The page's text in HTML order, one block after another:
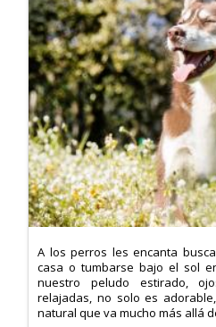
A los perros les encanta
casa o tumbarse bajo el sol
nuestro peludo estirado,
relajadas, no solo es
natural que va mucho más allá